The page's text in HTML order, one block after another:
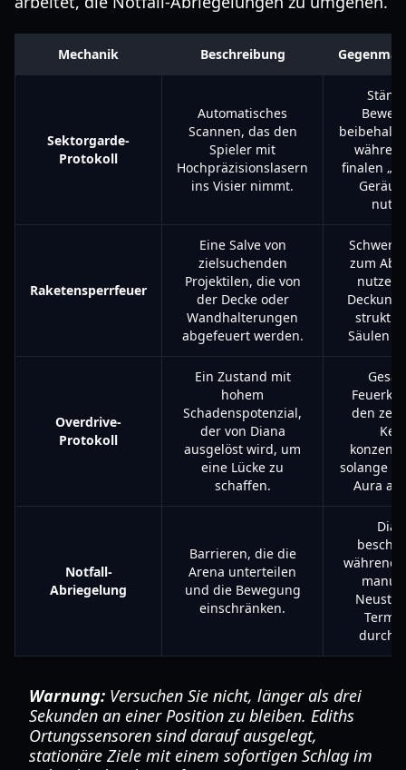
Mechanik Beschreibung
Sektorgarde-
Protokoll
Automatisches
Scannen, das den
Spieler mit
Hochpräzisionslasern
ins Visier nimmt.
finalen
Raketensperrfeuer
Eine Salve von
zielsuchenden
Projektilen, die von
der Decke oder
Wandhalterungen
abgefeuert werden.
Schwere
zum
nutzen
Säulen
Overdrive-
Protokoll
Ein Zustand mit
hohem
Schadenspotenzial,
der von Diana
ausgelöst wird, um
eine Lücke zu
schaffen.
den
solange
Aura
Notfall-
Abriegelung
Barrieren, die die
Arena unterteilen
und die Bewegung
einschränken.
während
Warnung: Versuchen Sie nicht, länger als drei
Sekunden an einer Position zu bleiben. Ediths
Ortungssensoren sind darauf ausgelegt,
stationäre Ziele mit einem sofortigen Schlag im